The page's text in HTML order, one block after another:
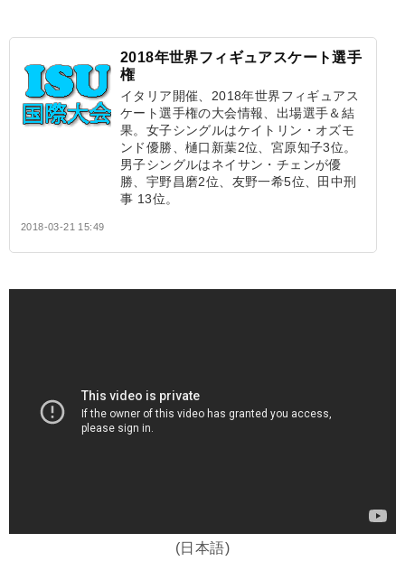
2018年世界フィギュアスケート選手
権
イタリア開催、2018年世界フィギュアス
ケート選手権の大会情報、出場選手＆結
果。女子シングルはケイトリン・オズモ
ンド優勝、樋口新葉2位、宮原知子3位。
男子シングルはネイサン・チェンが優
勝、宇野昌磨2位、友野一希5位、田中刑
事 13位。
2018-03-21 15:49
(日本語)